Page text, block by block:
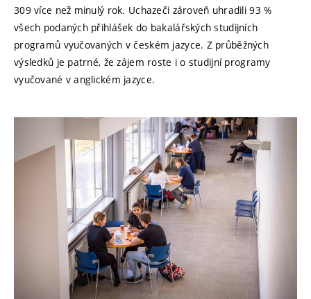
309 více než minulý rok. Uchazeči zároveň uhradili 93 %
všech podaných přihlášek do bakalářských studijních
programů vyučovaných v českém jazyce. Z průběžných
výsledků je patrné, že zájem roste i o studijní programy
vyučované v anglickém jazyce.